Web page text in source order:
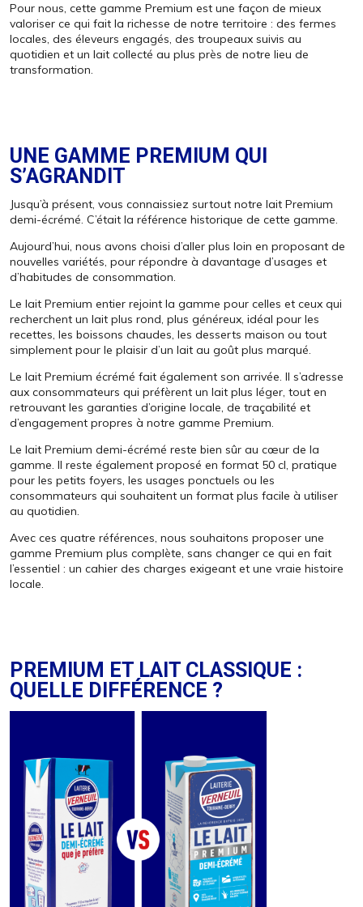
Pour nous, cette gamme Premium est une façon de mieux
valoriser ce qui fait la richesse de notre territoire : des fermes
locales, des éleveurs engagés, des troupeaux suivis au
quotidien et un lait collecté au plus près de notre lieu de
transformation.
UNE GAMME PREMIUM QUI
S’AGRANDIT
Jusqu’à présent, vous connaissiez surtout notre lait Premium
demi-écrémé. C’était la référence historique de cette gamme.
Aujourd’hui, nous avons choisi d’aller plus loin en proposant de
nouvelles variétés, pour répondre à davantage d’usages et
d’habitudes de consommation.
Le lait Premium entier rejoint la gamme pour celles et ceux qui
recherchent un lait plus rond, plus généreux, idéal pour les
recettes, les boissons chaudes, les desserts maison ou tout
simplement pour le plaisir d’un lait au goût plus marqué.
Le lait Premium écrémé fait également son arrivée. Il s’adresse
aux consommateurs qui préfèrent un lait plus léger, tout en
retrouvant les garanties d’origine locale, de traçabilité et
d’engagement propres à notre gamme Premium.
Le lait Premium demi-écrémé reste bien sûr au cœur de la
gamme. Il reste également proposé en format 50 cl, pratique
pour les petits foyers, les usages ponctuels ou les
consommateurs qui souhaitent un format plus facile à utiliser
au quotidien.
Avec ces quatre références, nous souhaitons proposer une
gamme Premium plus complète, sans changer ce qui en fait
l’essentiel : un cahier des charges exigeant et une vraie histoire
locale.
PREMIUM ET LAIT CLASSIQUE :
QUELLE DIFFÉRENCE ?